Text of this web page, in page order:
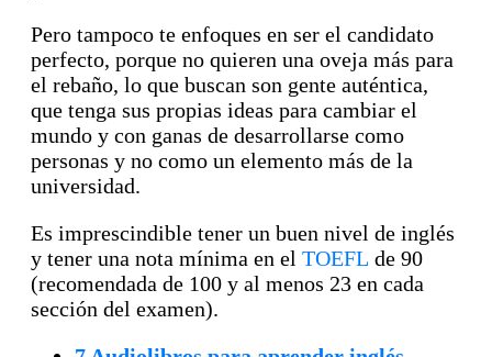
Pero tampoco te enfoques en ser el candidato
perfecto, porque no quieren una oveja más para
el rebaño, lo que buscan son gente auténtica,
que tenga sus propias ideas para cambiar el
mundo y con ganas de desarrollarse como
personas y no como un elemento más de la
universidad.
Es imprescindible tener un buen nivel de inglés
y tener una nota mínima en el TOEFL de 90
(recomendada de 100 y al menos 23 en cada
sección del examen).